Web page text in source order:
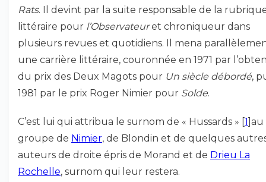
Rats. Il devint par la suite responsable de la
littéraire pour l’Observateuret chroniqueur dans
plusieurs revues et quotidiens. Il mena
une carrière littéraire, couronnée en 1971 par
du prix des Deux Magots pour Un siècle débordé,
1981 par le prix Roger Nimier pour Solde.
C’est lui qui attribua le surnom de « Hussards » [1]au
groupe de Nimier, de Blondin et de quelques
auteurs de droite épris de Morand et de Drieu La
Rochelle, surnom qui leur restera.